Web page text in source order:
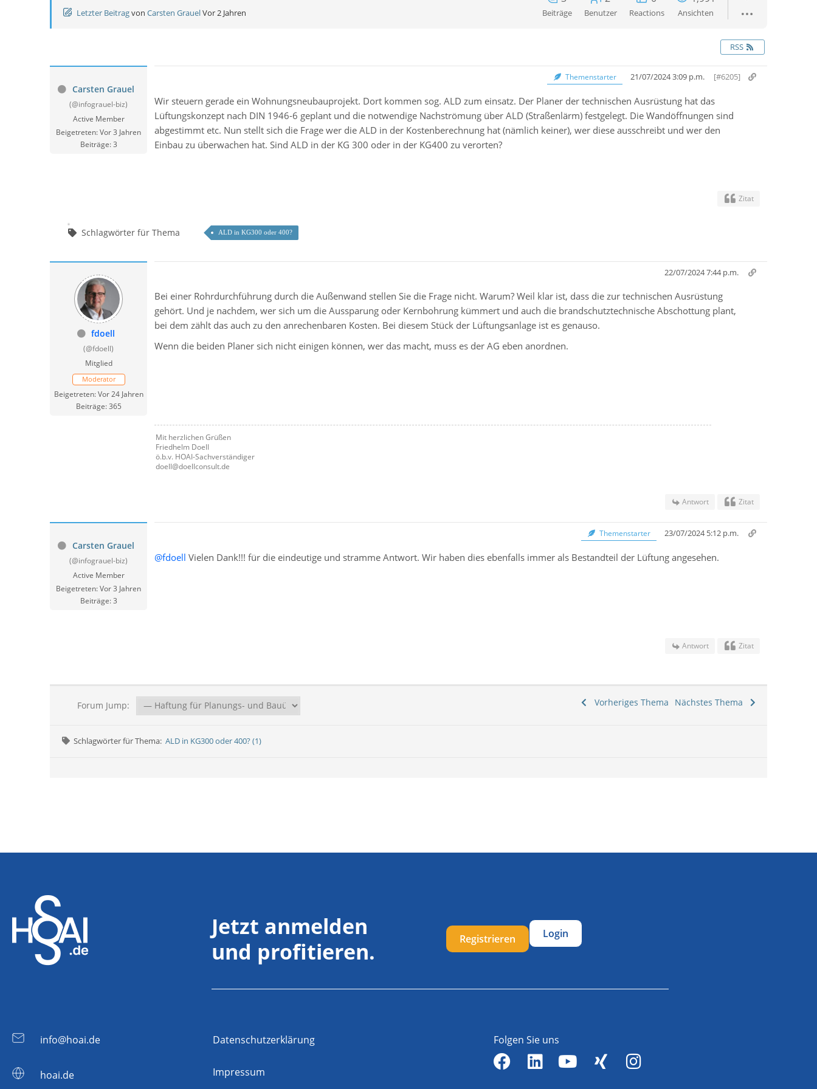
Letzter Beitragvon Carsten GrauelVor 2 Jahren Beiträge Benutzer Reactions Ansichten
RSS
Carsten Grauel
(@infograuel-biz)
Active Member
Beigetreten: Vor 3 Jahren
Beiträge: 3
Themenstarter 21/07/2024 3:09 p.m. [#6205]
Wir steuern gerade ein Wohnungsneubauprojekt. Dort kommen sog. ALD zum einsatz. Der Planer der technischen Ausrüstung hat das
Lüftungskonzept nach DIN 1946-6 geplant und die notwendige Nachströmung über ALD (Straßenlärm) festgelegt. Die Wandöffnungen sind
abgestimmt etc. Nun stellt sich die Frage wer die ALD in der Kostenberechnung hat (nämlich keiner), wer diese ausschreibt und wer den
Einbau zu überwachen hat. Sind ALD in der KG 300 oder in der KG400 zu verorten?
Zitat
Schlagwörter für Thema ALD in KG300 oder 400?
fdoell
(@fdoell)
Mitglied
Moderator
Beigetreten: Vor 24 Jahren
Beiträge: 365
22/07/2024 7:44 p.m.
Bei einer Rohrdurchführung durch die Außenwand stellen Sie die Frage nicht. Warum? Weil klar ist, dass die zur technischen Ausrüstung
gehört. Und je nachdem, wer sich um die Aussparung oder Kernbohrung kümmert und auch die brandschutztechnische Abschottung plant,
bei dem zählt das auch zu den anrechenbaren Kosten. Bei diesem Stück der Lüftungsanlage ist es genauso.
Wenn die beiden Planer sich nicht einigen können, wer das macht, muss es der AG eben anordnen.
Mit herzlichen Grüßen
Friedhelm Doell
ö.b.v. HOAI-Sachverständiger
doell@doellconsult.de
Antwort Zitat
Carsten Grauel
(@infograuel-biz)
Active Member
Beigetreten: Vor 3 Jahren
Beiträge: 3
Themenstarter 23/07/2024 5:12 p.m.
@fdoell Vielen Dank!!! für die eindeutige und stramme Antwort. Wir haben dies ebenfalls immer als Bestandteil der Lüftung angesehen.
Antwort Zitat
Forum Jump: Vorheriges Thema Nächstes Thema
Schlagwörter für Thema:ALD in KG300 oder 400? (1)
Jetzt anmelden
und profitieren.
Registrieren Login
info@hoai.de
hoai.de
Datenschutzerklärung
Impressum
Folgen Sie uns